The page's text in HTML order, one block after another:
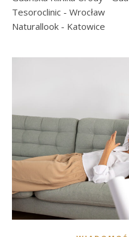
Tesoroclinic - Wrocław
Naturallook - Katowice